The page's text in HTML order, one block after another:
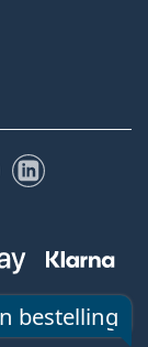
bestelling
LinkedIn